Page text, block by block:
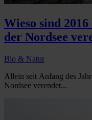
Wieso sind
der Nordsee
Bio & Natur
Allein seit Anfang des
Nordsee verendet...